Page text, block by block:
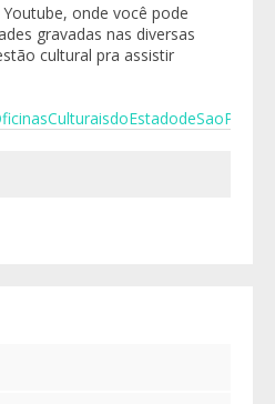
onde você pode
gravadas nas diversas
cultural pra assistir